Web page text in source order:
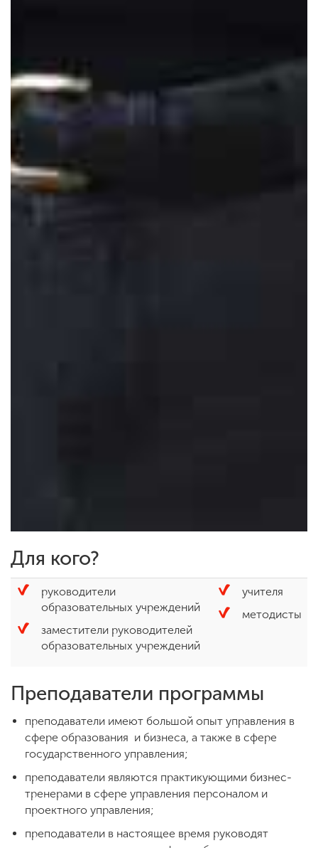
Для кого?
руководители
образовательных учреждений
заместители руководителей
образовательных учреждений
учителя
методисты
Преподаватели программы
преподаватели имеют большой опыт управления в
сфере образования и бизнеса, а также в сфере
государственного управления;
преподаватели являются практикующими бизнес-
тренерами в сфере управления персоналом и
проектного управления;
преподаватели в настоящее время руководят